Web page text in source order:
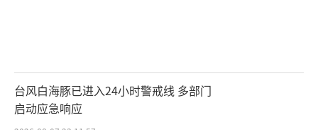
台风白海豚已进入24小时警戒线 多部门
启动应急响应